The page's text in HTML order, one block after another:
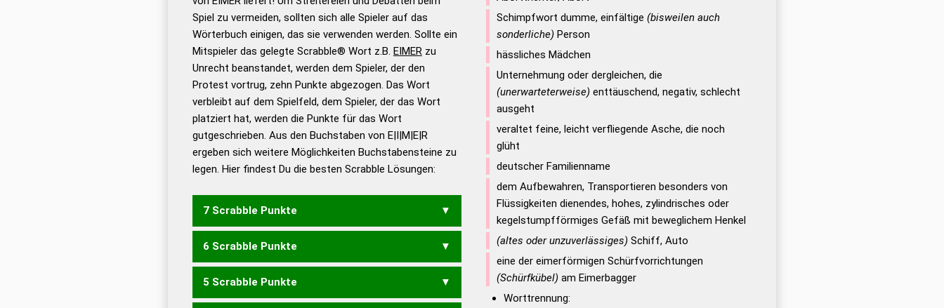
Gültigkeit eines Wortes für das Scrabble-Spiel zu
bestimmen! zugelassene Turnier Scrabble-
Wörterbücher sind:
Duden – Standardwerk in 12
Bänden
Duden – Richtiges und gutes
Deutsch
Duden – Die deutsche Grammatik
Duden – Deutsches
Universalwörterbuch
Spiel zu vermeiden, sollten sich alle Spieler auf das
Wörterbuch einigen, das sie verwenden werden. Sollte ein
Mitspieler das gelegte Scrabble® Wort z.B. EIMERzu
Unrecht beanstandet, werden dem Spieler, der den
Protest vortrug, zehn Punkte abgezogen. Das Wort
verbleibt auf dem Spielfeld, dem Spieler, der das Wort
platziert hat, werden die Punkte für das Wort
gutgeschrieben. Aus den Buchstaben von E|I|M|E|R
ergeben sich weitere Möglichkeiten Buchstabensteine zu
legen. Hier findest Du die besten Scrabble Lösungen:
7 Scrabble Punkte
EMIRE MEIER MIERE
6 Scrabble Punkte
EMIR MEER REIM
5 Scrabble Punkte
Schimpfwort dumme, einfältige (bisweilen auch
sonderliche) Person
hässliches Mädchen
Unternehmung oder dergleichen, die
(unerwarteterweise) enttäuschend, negativ, schlecht
ausgeht
veraltet feine, leicht verfliegende Asche, die noch
glüht
deutscher Familienname
dem Aufbewahren, Transportieren besonders von
Flüssigkeiten dienendes, hohes, zylindrisches oder
kegelstumpfförmiges Gefäß mit beweglichem Henkel
(altes oder unzuverlässiges) Schiff, Auto
eine der eimerförmigen Schürfvorrichtungen
(Schürfkübel) am Eimerbagger
Worttrennung: